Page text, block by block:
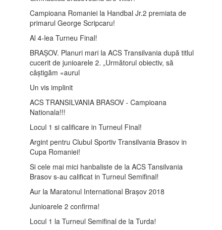
Campioana Romaniei la Handbal Jr.2 premiata de
primarul George Scripcaru!
Al 4-lea Turneu Final!
BRAȘOV. Planuri mari la ACS Transilvania după titlul
cucerit de junioarele 2. „Următorul obiectiv, să
câștigăm «aurul
Un vis implinit
ACS TRANSILVANIA BRASOV - Campioana
Nationala!!!
Locul 1 si calificare in Turneul Final!
Argint pentru Clubul Sportiv Transilvania Brasov in
Cupa Romaniei!
Si cele mai mici hanbaliste de la ACS Tansilvania
Brasov s-au calificat in Turneul Semifinal!
Aur la Maratonul International Brașov 2018
Junioarele 2 confirma!
Locul 1 la Turneul Semifinal de la Turda!